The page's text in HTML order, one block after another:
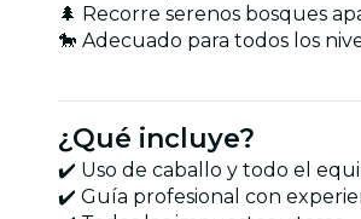
🌲 Recorre serenos bosques
🐎 Adecuado para todos los
¿Qué incluye?
✔️ Uso de caballo y todo el
✔️ Guía profesional con